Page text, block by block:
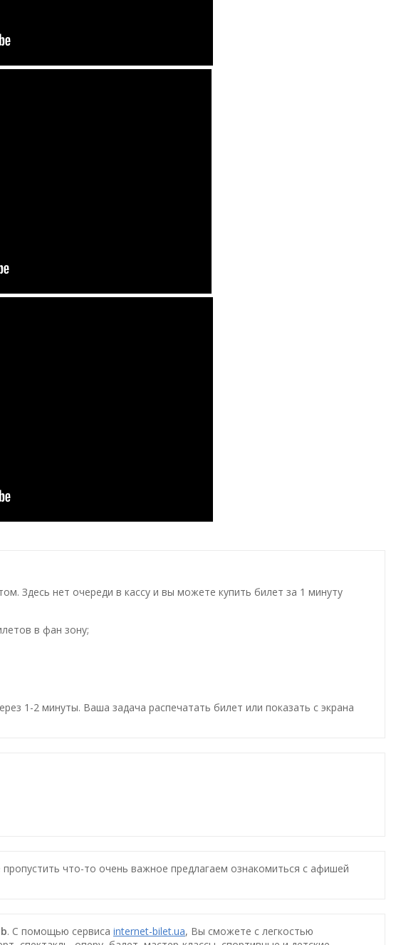
Здесь нет очереди в кассу и вы можете купить билет за 1 минуту
в фан зону;
1-2 минуты. Ваша задача распечатать билет или показать с экрана
что-то очень важное предлагаем ознакомиться с афишей
. С помощью сервиса internet-bilet.ua, Вы сможете с легкостью